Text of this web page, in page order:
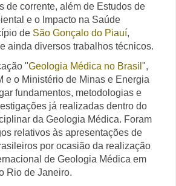
de corrente, além de Estudos de
e o Impacto na Saúde
de São Gonçalo do Piauí,
ainda diversos trabalhos técnicos.
"Geologia Médica no Brasil ",
e o Ministério de Minas e Energia
fundamentos, metodologias e
já realizadas dentro do
da Geologia Médica. Foram
relativos às apresentações de
por ocasião da realização
de Geologia Médica em
Rio de Janeiro.